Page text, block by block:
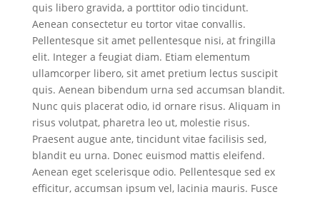
quis libero gravida, a porttitor odio tincidunt.
Aenean consectetur eu tortor vitae convallis.
Pellentesque sit amet pellentesque nisi, at fringilla
elit. Integer a feugiat diam. Etiam elementum
ullamcorper libero, sit amet pretium lectus suscipit
quis. Aenean bibendum urna sed accumsan blandit.
Nunc quis placerat odio, id ornare risus. Aliquam in
risus volutpat, pharetra leo ut, molestie risus.
Praesent augue ante, tincidunt vitae facilisis sed,
blandit eu urna. Donec euismod mattis eleifend.
Aenean eget scelerisque odio. Pellentesque sed ex
efficitur, accumsan ipsum vel, lacinia mauris. Fusce